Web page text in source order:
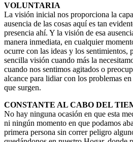
VOLUNTARIA
La visión inicial nos proporciona la
ausencia de las cosas aquí es tan
presencia ahí. Y la visión de esa
manera inmediata, en cualquier
ocurre con las ideas y los sentimientos,
sencilla visión cuando más la
cuando nos sentimos agitados o
alcance para lidiar con los problemas
que surgen.
CONSTANTE AL CABO DEL
No hay ninguna ocasión en que esta
ni ningún momento en que podamos
primera persona sin correr peligro